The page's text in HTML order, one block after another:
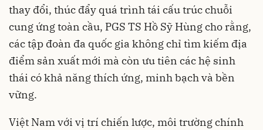
thay đổi, thúc đẩy quá trình tái cấu trúc chuỗi
cung ứng toàn cầu, PGS TS Hồ Sỹ Hùng cho rằng,
các tập đoàn đa quốc gia không chỉ tìm kiếm địa
điểm sản xuất mới mà còn ưu tiên các hệ sinh
thái có khả năng thích ứng, minh bạch và bền
vững.
Việt Nam với vị trí chiến lược, môi trường chính